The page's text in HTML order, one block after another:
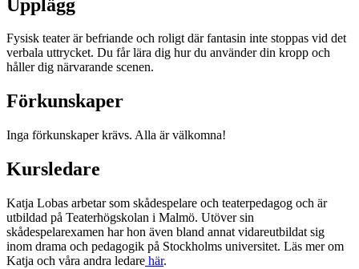
Upplägg
Fysisk teater är befriande och roligt där fantasin inte stoppas vid det
verbala uttrycket. Du får lära dig hur du använder din kropp och
håller dig närvarande scenen.
Förkunskaper
Inga förkunskaper krävs. Alla är välkomna!
Kursledare
Katja Lobas arbetar som skådespelare och teaterpedagog och är
utbildad på Teaterhögskolan i Malmö. Utöver sin
skådespelarexamen har hon även bland annat vidareutbildat sig
inom drama och pedagogik på Stockholms universitet. Läs mer om
Katja och våra andra ledare här.